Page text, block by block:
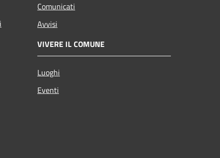
Comunicati
Avvisi
VIVERE IL COMUNE
Luoghi
Eventi